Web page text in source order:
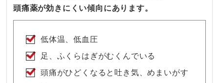
頭痛薬が効きにくい傾向にあります。
低体温、低血圧
足、ふくらはぎがむくんでいる
頭痛がひどくなると吐き気、めまいがす